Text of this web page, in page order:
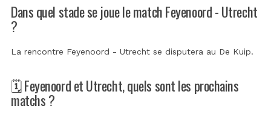
Dans quel stade se joue le match Feyenoord - Utrecht
?
La rencontre Feyenoord - Utrecht se disputera au De Kuip.
🗓️ Feyenoord et Utrecht, quels sont les prochains
matchs ?